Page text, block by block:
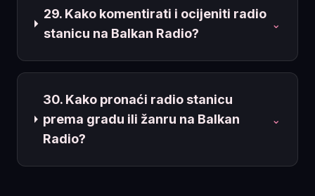
29. Kako komentirati i ocijeniti radio
stanicu na Balkan Radio?
⌄
30. Kako pronaći radio stanicu
prema gradu ili žanru na Balkan
Radio?
⌄